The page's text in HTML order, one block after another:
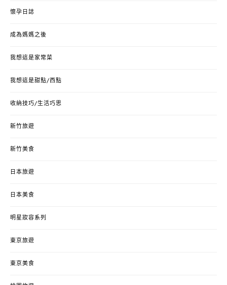
懷孕日誌
成為媽媽之後
我想這是家常菜
我想這是甜點/西點
收納技巧/生活巧思
新竹旅遊
新竹美食
日本旅遊
日本美食
明星妝容系列
東京旅遊
東京美食